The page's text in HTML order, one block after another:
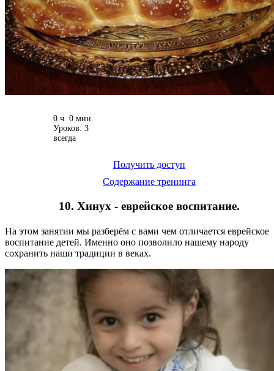
0 ч. 0 мин.
Уроков: 3
всегда
Получить доступ
Содержание тренинга
10. Хинух - еврейское воспитание.
На этом занятии мы разберём с вами чем отличается еврейское
воспитание детей. Именно оно позволило нашему народу
сохранить наши традиции в веках.